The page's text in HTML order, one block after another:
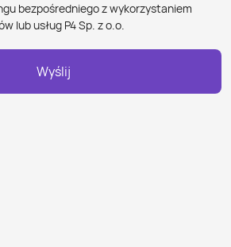
bezpośredniego z wykorzystaniem
lub usług P4 Sp. z o.o.
Wyślij